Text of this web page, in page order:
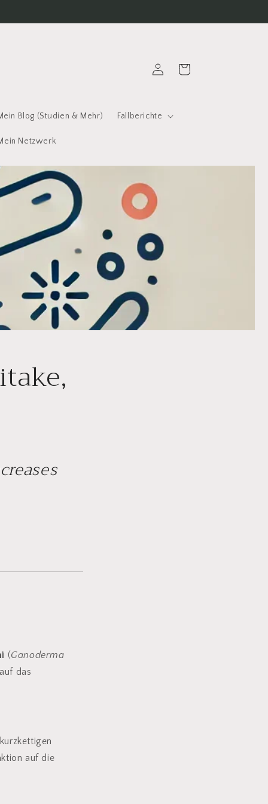
Blog (Studien & Mehr) Fallberichte
Netzwerk
EinloggenWarenkorb
(Ganoderma
das
auf die